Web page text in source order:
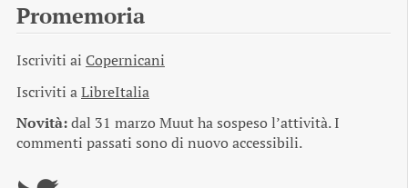
Promemoria
Iscriviti ai Copernicani
Iscriviti aLibreItalia
Novità:dal 31 marzo Muut ha sospeso l’attività. I
commenti passati sono di nuovo accessibili.